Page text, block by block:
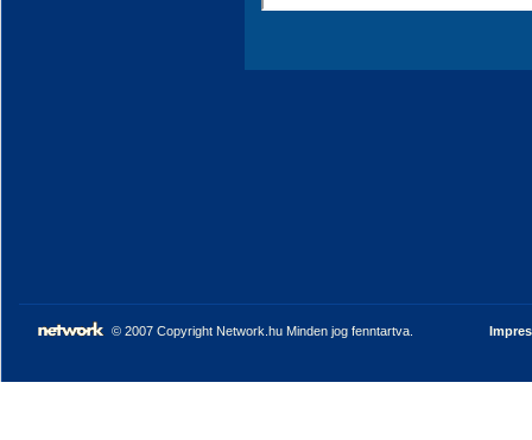
© 2007 Copyright Network.hu Minden jog fenntartva.